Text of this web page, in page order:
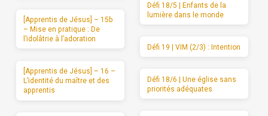
[Apprentis de Jésus] – 15b
– Mise en pratique : De
l’idolâtrie à l’adoration
[Apprentis de Jésus] – 16 –
L’identité du maître et des
apprentis
Défi 18/5 | Enfants de la
lumière dans le monde
Défi 19 | VIM (2/3) : Intention
Défi 18/6 | Une église sans
priorités adéquates